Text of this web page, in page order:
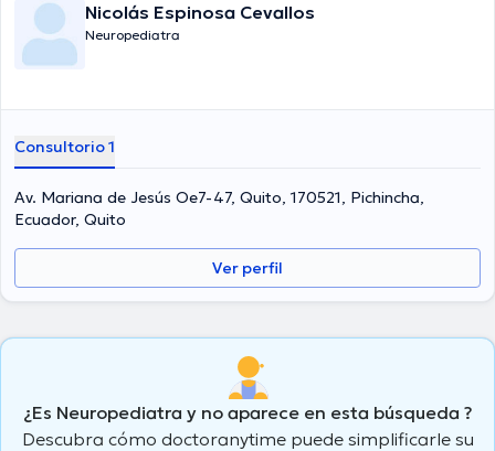
Nicolás Espinosa Cevallos
Neuropediatra
Consultorio 1
Av. Mariana de Jesús Oe7-47, Quito, 170521, Pichincha,
Ecuador, Quito
Ver perfil
¿Es Neuropediatra y no aparece en esta búsqueda ?
Descubra cómo doctoranytime puede simplificarle su